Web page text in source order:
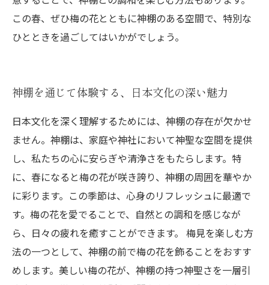
この春、ぜひ梅の花とともに神棚のある空間で、特別な
ひとときを過ごしてはいかがでしょう。
神棚を通じて体験する、日本文化の深い魅力
日本文化を深く理解するためには、神棚の存在が欠かせ
ません。神棚は、家庭や神社において神聖な空間を提供
し、私たちの心に安らぎや清浄さをもたらします。特
に、春になると梅の花が咲き誇り、神棚の周囲を華やか
に彩ります。この季節は、心身のリフレッシュに最適で
す。梅の花を愛でることで、自然との調和を感じなが
ら、日々の疲れを癒すことができます。 梅見を楽しむ方
法の一つとして、神棚の前で梅の花を飾ることをおすす
めします。美しい梅の花が、神棚の持つ神聖さを一層引